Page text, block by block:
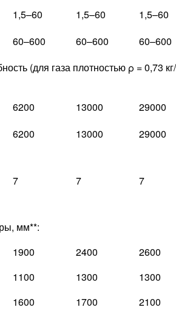
1,5–60 1,5–60
1,5–60
60–600 60–600
60–600
(для газа плотностью ρ = 0,73 кг/
6200 13000
29000
6200 13000
29000
7 7 7
мм**:
1900 2400
2600
1100 1300
1300
1600 1700
2100